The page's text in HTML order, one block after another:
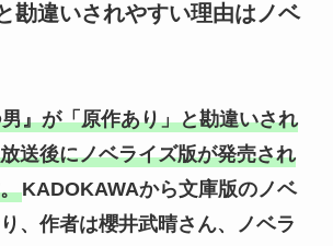
勘違いされやすい理由はノベ
』が「原作あり」と勘違いされ
送後にノベライズ版が発売され
KADOKAWAから文庫版のノベ
、作者は櫻井武晴さん、ノベラ